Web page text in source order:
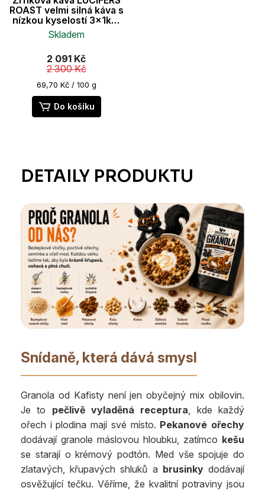
ROAST velmi silná káva s
nízkou kyselostí 3x1kg,
100% Robusta
hodnocení
produktu
je
5,0
z
5
Skladem
2 091 Kč
2 300 Kč
Měrná
cena:
69,70 Kč / 100 g
Do košíku
Snídaně, která dává smysl
Granola od Kafisty není jen obyčejný mix obilovin.
Je to pečlivě vyladěná receptura, kde každý
ořech i plodina mají své místo. Pekanové ořechy
dodávají granole máslovou hloubku, zatímco kešu
se starají o krémový podtón. Med vše spojuje do
zlatavých, křupavých shluků a brusinkydodávají
osvěžující tečku. Věříme, že kvalitní potraviny jsou